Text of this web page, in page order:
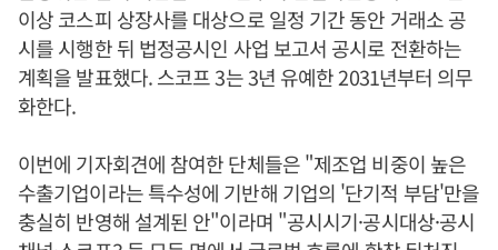
이상 코스피 상장사를 대상으로 일정 기간 동안 거래소 공
시를 시행한 뒤 법정공시인 사업 보고서 공시로 전환하는
계획을 발표했다. 스코프 3는 3년 유예한 2031년부터 의무
화한다.
이번에 기자회견에 참여한 단체들은 "제조업 비중이 높은
수출기업이라는 특수성에 기반해 기업의 '단기적 부담'만을
충실히 반영해 설계된 안"이라며 "공시시기·공시대상·공시